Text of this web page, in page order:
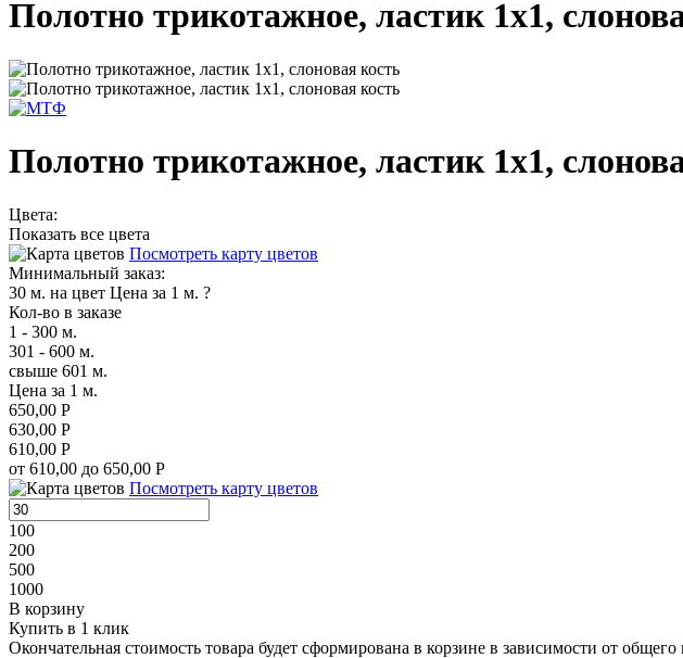
Полотно трикотажное, ластик 1х1,
Полотно трикотажное, ластик 1х1,
Цвета:
Показать все цвета
Посмотреть карту цветов
Минимальный заказ:
30 м. на цвет Цена за 1 м. ?
Кол-во в заказе
1 - 300 м.
301 - 600 м.
свыше 601 м.
Цена за 1 м.
650,00 Р
630,00 Р
610,00 Р
от 610,00 до 650,00 Р
Посмотреть карту цветов
100
200
500
1000
В корзину
Купить в 1 клик
Окончательная стоимость товара будет сформирована в корзине в зависимости от